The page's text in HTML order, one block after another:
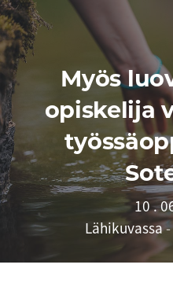
Myös
opiskelija
10 .
Lähikuvassa-